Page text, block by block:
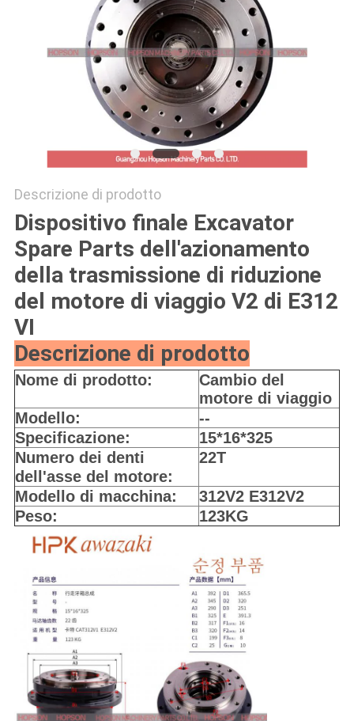
PRIVACY
POLICY
Descrizione di prodotto
Dispositivo finale Excavator
Spare Parts dell'azionamento
della trasmissione di riduzione
del motore di viaggio V2 di E312
VI
Descrizione di prodotto
Nome di prodotto:
Cambio del
motore di viaggio
Modello:
--
Specificazione:
15*16*325
Numero dei denti
dell'asse del motore:
22T
Modello di macchina:
312V2 E312V2
Peso:
123KG